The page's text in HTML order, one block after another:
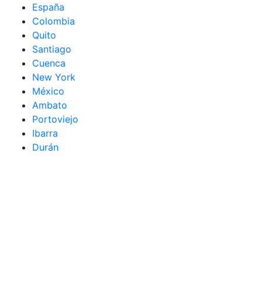
España
Colombia
Quito
Santiago
Cuenca
New York
México
Ambato
Portoviejo
Ibarra
Durán